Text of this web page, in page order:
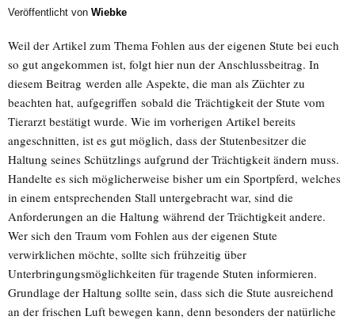
Veröffentlicht von Wiebke
Weil der Artikel zum Thema Fohlen aus der eigenen Stute bei euch
so gut angekommen ist, folgt hier nun der Anschlussbeitrag. In
diesem Beitrag werden alle Aspekte, die man als Züchter zu
beachten hat, aufgegriffen sobald die Trächtigkeit der Stute vom
Tierarzt bestätigt wurde. Wie im vorherigen Artikel bereits
angeschnitten, ist es gut möglich, dass der Stutenbesitzer die
Haltung seines Schützlings aufgrund der Trächtigkeit ändern muss.
Handelte es sich möglicherweise bisher um ein Sportpferd, welches
in einem entsprechenden Stall untergebracht war, sind die
Anforderungen an die Haltung während der Trächtigkeit andere.
Wer sich den Traum vom Fohlen aus der eigenen Stute
verwirklichen möchte, sollte sich frühzeitig über
Unterbringungsmöglichkeiten für tragende Stuten informieren.
Grundlage der Haltung sollte sein, dass sich die Stute ausreichend
an der frischen Luft bewegen kann, denn besonders der natürliche